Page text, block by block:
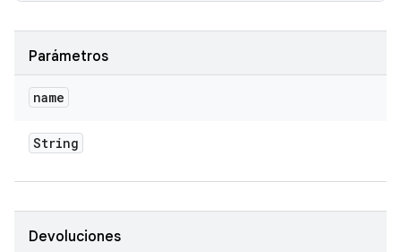
Parámetros
name
String
Devoluciones